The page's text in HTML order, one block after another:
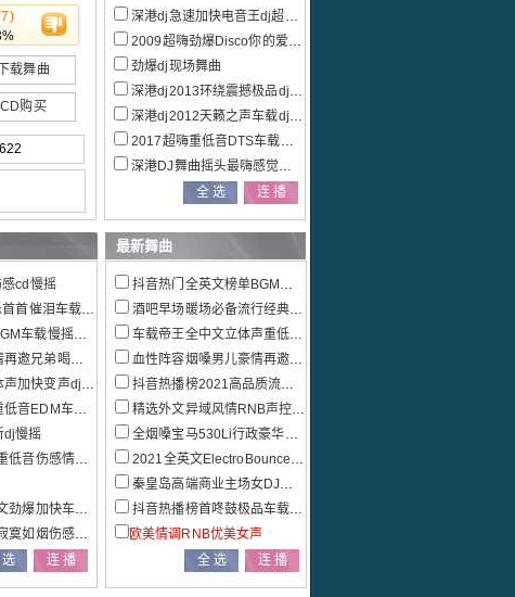
下载舞曲
CD购买
深港dj急速加快电音王dj超嗨串烧
2009超嗨劲爆Disco你的爱给了谁串烧
劲爆dj现场舞曲
深港dj2013环绕震撼极品dj电音
深港dj2012天籁之声车载dj音乐大碟
2017超嗨重低音DTS车载电音dj串烧
深港DJ舞曲摇头最嗨感觉全新精品DJ大碟
最新舞曲
cd慢摇
催泪车载串烧
车载慢摇特辑
酒宁音社匠心巨作
快变声dj串烧
车载慢摇串烧
dj慢摇
感情歌车载串烧
加快车载CD
伤感情歌专辑
抖音热门全英文榜单BGM车载慢摇特辑
酒吧早场暖场必备流行经典外文串烧
车载帝王全中文立体声重低音极品全景串烧
血性阵容烟嗓男儿豪情再邀兄弟喝杯酒宁音社匠心巨作
抖音热播榜2021高品质流行热播情歌联播发烧大碟
精选外文异域风情RNB声控车载慢摇
全烟嗓宝马530Li行政豪华套装车主定制车载串烧
2021全英文ElectroBounce重低音车载串烧
秦皇岛高端商业主场女DJ多元素EDM电音混音串烧
抖音热播榜首咚鼓极品车载中文串烧大碟
欧美情调RNB优美女声